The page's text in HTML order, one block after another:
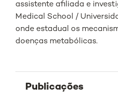
assistente afiliada e
Medical School /
onde estadual os
doenças metabólicas.
Publicações